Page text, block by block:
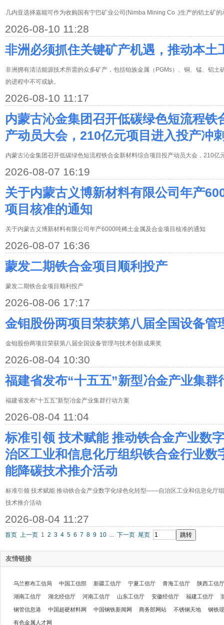
几内亚选择嘉能可作为收购国有宁巴矿业公司(Nimba Mining Co .)生产的铝土矿的
2026-08-10 11:28
非洲必须抓住关键矿产机遇，推动本土
非洲拥有清洁能源技术所需的众多矿产，包括铂族金属（PGMs）、铜、锰、铝土
的进程中不可或缺。
2026-08-10 11:17
内蒙古沁金集团召开低碳绿色短流程铁
产动员大会，210亿元项目进入投产冲
内蒙古沁金集团召开低碳绿色短流程铁合金新材料综合项目投产动员大会，210亿
2026-08-07 16:19
关于内蒙古义博新材料有限公司年产
项目核准的通知
关于内蒙古义博新材料有限公司年产6000吨稀土金属及合金项目核准的通知
2026-08-07 16:36
蒙发二期铁合金项目顺利投产
蒙发二期铁合金项目顺利投产
2026-08-06 17:17
金钼股份两项目荣获第八届全国设备管
金钼股份两项目荣获第八届全国设备管理与技术创新成果奖
2026-08-04 10:30
福建省发布“十五五”新型冶金产业集群
福建省发布“十五五”新型冶金产业集群行动方案
2026-08-04 11:04
标准引领 技术赋能 推动铁合金产业
治区工业和信息化厅组织铁合金行业数
能降碳技术推介活动
标准引领 技术赋能 推动铁合金产业数字化绿色化转型——自治区工业和信息化厅
技术推介活动
2026-08-04 11:27
首页 上一页 1 2 3 4 5 6 7 8 9 10 ... 下一页 尾页
友情链接
乌兰察布工信局 中国工信部 新疆工信厅 宁夏工信厅 青海工信厅 陕西工信厅
湖南工信厅 湖北经信厅 河南工信厅 山东工信厅 安徽经信厅 福建工信厅
钢管信息港 中国超硬材料网 中国钢铁新闻网 商务部网站 不锈钢天地 钢铁
有色金属人才网